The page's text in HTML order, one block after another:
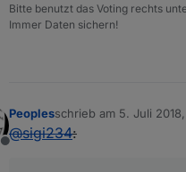
Bitte benutzt das Voting rechts
Immer Daten sichern!
Offline
Peoplesschrieb am 5. Juli
zuletzt editiert von
@sigi234: